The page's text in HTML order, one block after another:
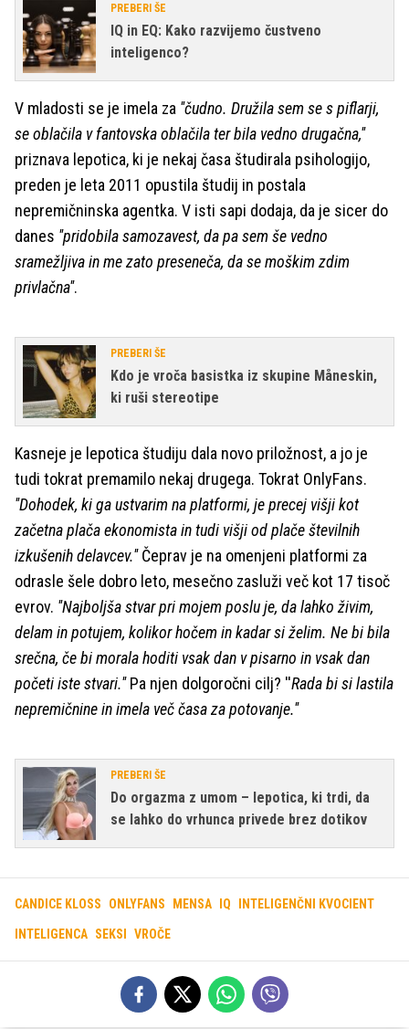
PREBERI ŠE
IQ in EQ: Kako razvijemo čustveno
inteligenco?
V mladosti se je imela za ''čudno. Družila sem se s piflarji,
se oblačila v fantovska oblačila ter bila vedno drugačna,''
priznava lepotica, ki je nekaj časa študirala psihologijo,
preden je leta 2011 opustila študij in postala
nepremičninska agentka. V isti sapi dodaja, da je sicer do
danes ''pridobila samozavest, da pa sem še vedno
sramežljiva in me zato preseneča, da se moškim zdim
privlačna''.
PREBERI ŠE
Kdo je vroča basistka iz skupine Måneskin,
ki ruši stereotipe
Kasneje je lepotica študiju dala novo priložnost, a jo je
tudi tokrat premamilo nekaj drugega. Tokrat OnlyFans.
''Dohodek, ki ga ustvarim na platformi, je precej višji kot
začetna plača ekonomista in tudi višji od plače številnih
izkušenih delavcev.''Čeprav je na omenjeni platformi za
odrasle šele dobro leto, mesečno zasluži več kot 17 tisoč
evrov. ''Najboljša stvar pri mojem poslu je, da lahko živim,
delam in potujem, kolikor hočem in kadar si želim. Ne bi bila
srečna, če bi morala hoditi vsak dan v pisarno in vsak dan
početi iste stvari.''Pa njen dolgoročni cilj? ''Rada bi si lastila
nepremičnine in imela več časa za potovanje.''
PREBERI ŠE
Do orgazma z umom – lepotica, ki trdi, da
se lahko do vrhunca privede brez dotikov
CANDICE KLOSS ONLYFANS MENSA IQ INTELIGENČNI KVOCIENT
INTELIGENCA SEKSI VROČE